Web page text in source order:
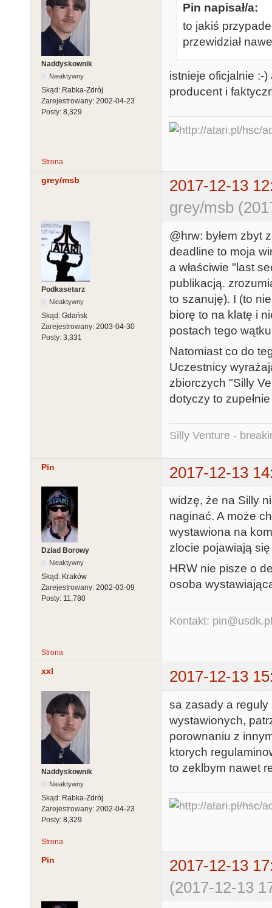
Naddyskownik
Nieaktywny
Skąd: Rabka-Zdrój
Zarejestrowany: 2002-04-23
Posty: 8,329
Pin napisał/a:
to jakiś
przewidział
istnieje oficjalnie :-
producent i
Strona
grey/msb
2017-12-13
grey/msb
Podkasetarz
Nieaktywny
Skąd: Gdańsk
Zarejestrowany: 2003-04-30
Posty: 3,331
@hrw: byłem zbyt
deadline to moja
a właściwie "last
publikacją.
to szanuję). I (to
biorę to na klatę i
postach tego
Natomiast co do
Uczestnicy
zbiorczych "Silly
dotyczy to
Silly Venture -
Pin 2017-12-13
Dziad Borowy
Nieaktywny
Skąd: Kraków
Zarejestrowany: 2002-03-09
Posty: 11,780
widzę, że na Silly
naginać. A może
wystawiona na
zlocie pojawiają
HRW nie pisze o
osoba
Kontakt: pin@usdk.pl
Strona
xxl 2017-12-13
Naddyskownik
Nieaktywny
Skąd: Rabka-Zdrój
Zarejestrowany: 2002-04-23
Posty: 8,329
sa zasady a reguly
wystawionych,
porownaniu z
ktorych
to zeklbym nawet
Strona
Pin
2017-12-13
(2017-12-13